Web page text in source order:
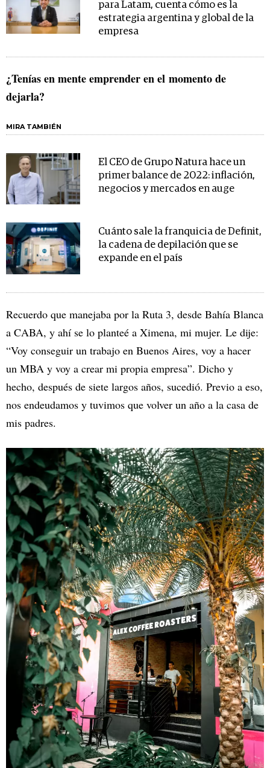
para Latam, cuenta cómo es la
estrategia argentina y global de la
empresa
¿Tenías en mente emprender en el momento de
dejarla?
MIRA TAMBIÉN
El CEO de Grupo Natura hace un
primer balance de 2022: inflación,
negocios y mercados en auge
Cuánto sale la franquicia de Definit,
la cadena de depilación que se
expande en el país
Recuerdo que manejaba por la Ruta 3, desde Bahía Blanca
a CABA, y ahí se lo planteé a Ximena, mi mujer. Le dije:
“Voy conseguir un trabajo en Buenos Aires, voy a hacer
un MBA y voy a crear mi propia empresa”. Dicho y
hecho, después de siete largos años, sucedió. Previo a eso,
nos endeudamos y tuvimos que volver un año a la casa de
mis padres.